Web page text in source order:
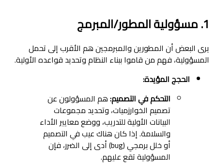
1. مسؤولية المطور/المبرمج
يرى البعض أن المطورين والمبرمجين هم الأقرب إلى تحمل
المسؤولية، فهم من قاموا ببناء النظام وتحديد قواعده الأولية.
الحجج المؤيدة:
التحكم في التصميم:هم المسؤولون عن
تصميم الخوارزميات، وتحديد مجموعات
البيانات الأولية للتدريب، ووضع معايير الأداء
والسلامة. إذا كان هناك عيب في التصميم
أو خلل برمجي (bug) أدى إلى الضرر، فإن
المسؤولية تقع عليهم.